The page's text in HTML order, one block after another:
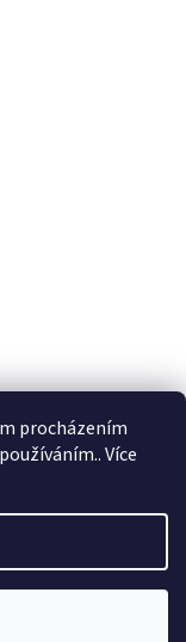
procházením
Více
vyhrazena.